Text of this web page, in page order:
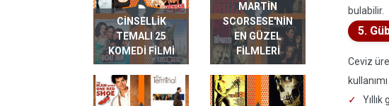
CINSELLIK
TEMALI 25
KOMEDI FILMI
MARTIN
SCORSESE'NIN
EN GÜZEL
FILMLERI
bulabilir.
5.
Ceviz